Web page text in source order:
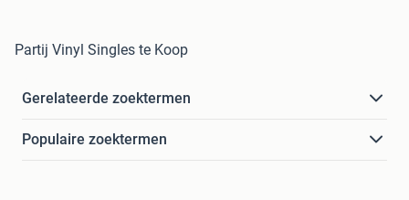
Partij Vinyl Singles te Koop
Gerelateerde zoektermen
Populaire zoektermen